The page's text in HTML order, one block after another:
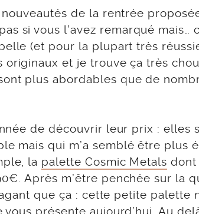
de la rentrée
si vous l’avez remarqué mais…
(et pour la plupart très
et je trouve ça très
plus abordables que de
de découvrir leur prix : elles
mais qui m’a semblé être plus
la palette Cosmic Metals dont
Après m’être penchée sur la
que ça : cette petite palette